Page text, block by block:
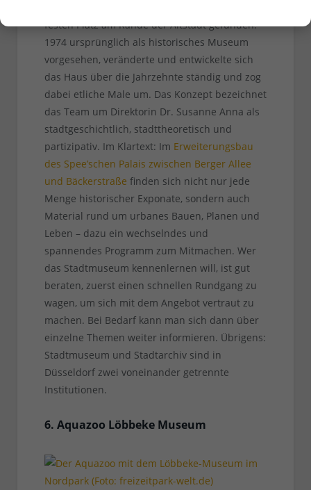
festen Platz am Rande der Altstadt gefunden.
1974 ursprünglich als historisches Museum
vorgesehen, veränderte und entwickelte sich
das Haus über die Jahrzehnte ständig und zog
dabei etliche Male um. Das Konzept bezeichnet
das Team um Direktorin Dr. Susanne Anna als
stadtgeschichtlich, stadttheoretisch und
partizipativ. Im Klartext: Im Erweiterungsbau
des Spee’schen Palais zwischen Berger Allee
und Bäckerstraße finden sich nicht nur jede
Menge historischer Exponate, sondern auch
Material rund um urbanes Bauen, Planen und
Leben – dazu ein wechselndes und
spannendes Programm zum Mitmachen. Wer
das Stadtmuseum kennenlernen will, ist gut
beraten, zuerst einen schnellen Rundgang zu
wagen, um sich mit dem Angebot vertraut zu
machen. Bei Bedarf kann man sich dann über
einzelne Themen weiter informieren. Übrigens:
Stadtmuseum und Stadtarchiv sind in
Düsseldorf zwei voneinander getrennte
Institutionen.
6. Aquazoo Löbbeke Museum